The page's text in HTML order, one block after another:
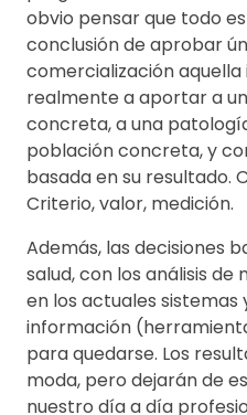
obvio pensar que todo
conclusión de aprobar
comercialización aquella
realmente a aportar a
concreta, a una
población concreta, y
basada en su resultado.
Criterio, valor, medición.
Además, las decisiones
salud, con los análisis
en los actuales sistemas
información
para quedarse. Los
moda, pero dejarán de
nuestro día a día